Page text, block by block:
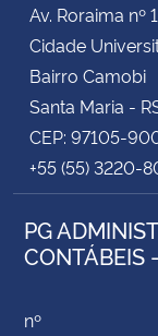
Av. Roraima nº
Cidade
Bairro Camobi
Santa Maria -
CEP: 97105-
+55 (55) 3220-
PG
CONTÁBEIS
nº